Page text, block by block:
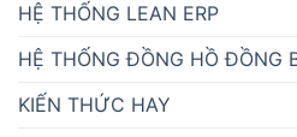
HỆ THỐNG LEAN ERP
HỆ THỐNG ĐỒNG HỒ ĐỒNG
KIẾN THỨC HAY